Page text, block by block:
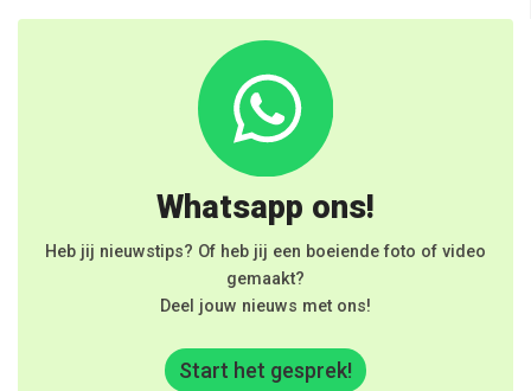
Whatsapp ons!
Heb jij nieuwstips? Of heb jij een boeiende foto of video
gemaakt?
Deel jouw nieuws met ons!
Start het gesprek!